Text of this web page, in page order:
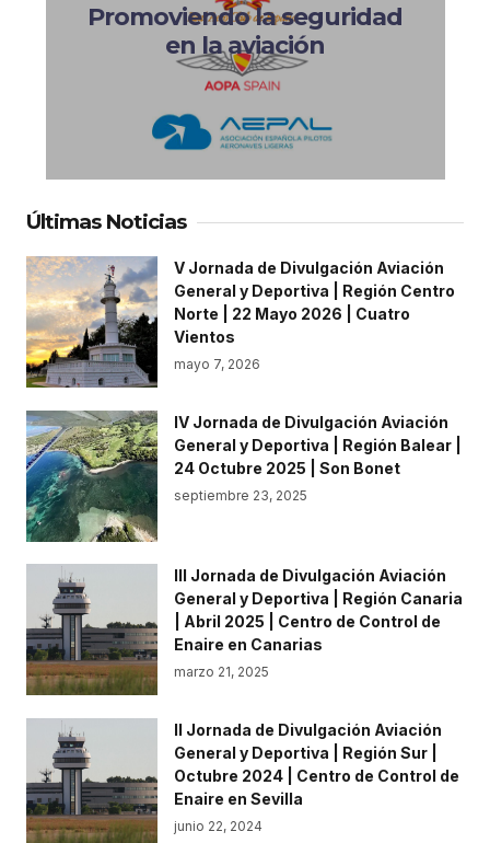
Promoviendo la seguridad
en la aviación
Últimas Noticias
V Jornada de Divulgación Aviación
General y Deportiva | Región Centro
Norte | 22 Mayo 2026 | Cuatro
Vientos
mayo 7, 2026
IV Jornada de Divulgación Aviación
General y Deportiva | Región Balear |
24 Octubre 2025 | Son Bonet
septiembre 23, 2025
III Jornada de Divulgación Aviación
General y Deportiva | Región Canaria
| Abril 2025 | Centro de Control de
Enaire en Canarias
marzo 21, 2025
II Jornada de Divulgación Aviación
General y Deportiva | Región Sur |
Octubre 2024 | Centro de Control de
Enaire en Sevilla
junio 22, 2024